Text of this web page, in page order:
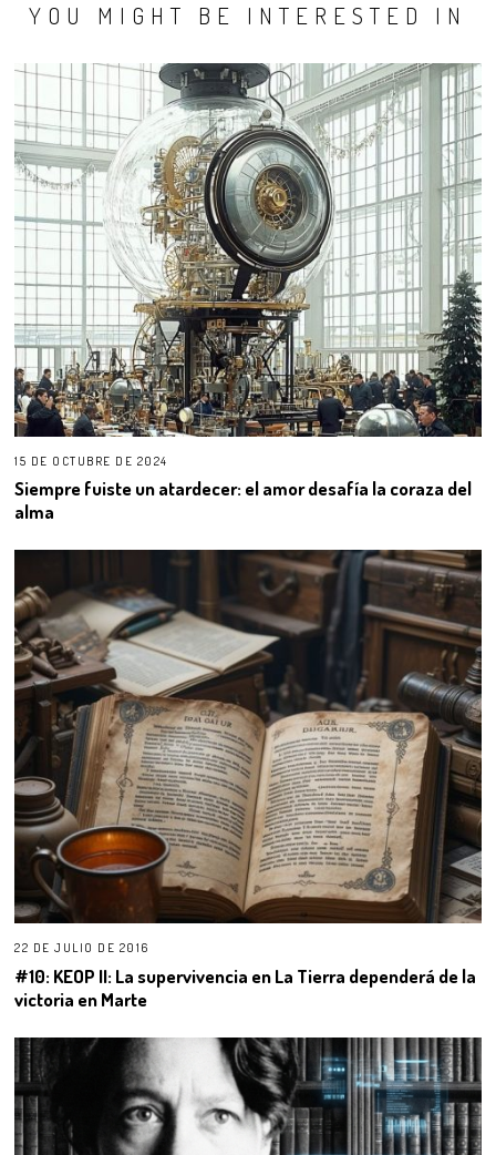
YOU MIGHT BE INTERESTED IN
15 DE OCTUBRE DE 2024
Siempre fuiste un atardecer: el amor desafía la coraza del
alma
22 DE JULIO DE 2016
#10: KEOP II: La supervivencia en La Tierra dependerá de la
victoria en Marte